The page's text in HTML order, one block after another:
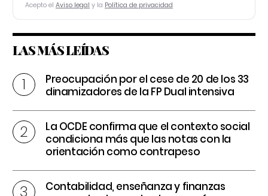
Acepto el Aviso legal y la Política de privacidad
LAS MÁS LEÍDAS
Preocupación por el cese de 20 de los 33
dinamizadores de la FP Dual intensiva
La OCDE confirma que el contexto social
condiciona más que las notas con la
orientación como contrapeso
Contabilidad, enseñanza y finanzas